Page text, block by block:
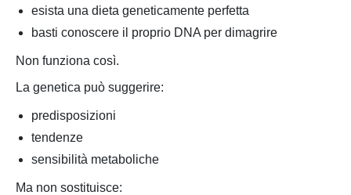
esista una dieta geneticamente perfetta
basti conoscere il proprio DNA per dimagrire
Non funziona così.
La genetica può suggerire:
predisposizioni
tendenze
sensibilità metaboliche
Ma non sostituisce: